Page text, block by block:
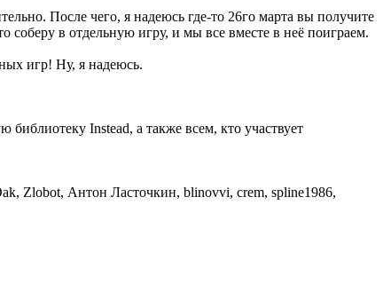
После чего, я надеюсь где-то 26го марта вы получите
соберу в отдельную игру, и мы все вместе в неё поиграем.
игр! Ну, я надеюсь.
Instead, а также всем, кто участвует
Zlobot, Антон Ласточкин, blinovvi, crem, spline1986,